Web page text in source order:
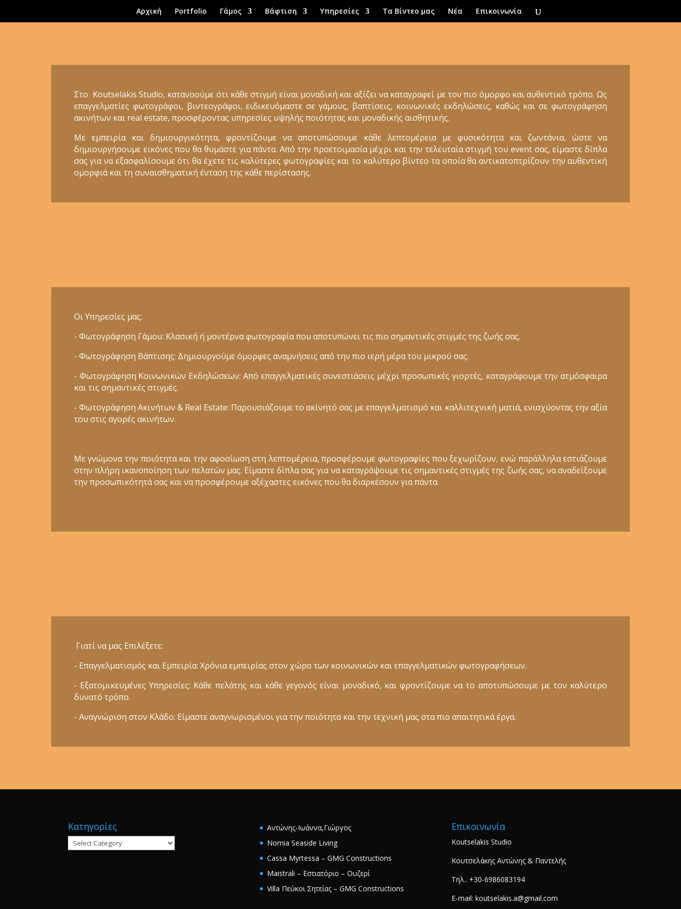
Αρχική Portfolio Γάμος Βάφτιση Υπηρεσίες Τα Βίντεο μας Νέα Επικοινωνία
Στο Koutselakis Studio, κατανοούμε ότι κάθε στιγμή είναι μοναδική και αξίζει να καταγραφεί με τον πιο όμορφο και αυθεντικό τρόπο. Ως
επαγγελματίες φωτογράφοι, βιντεογράφοι, ειδικευόμαστε σε γάμους, βαπτίσεις, κοινωνικές εκδηλώσεις, καθώς και σε φωτογράφηση
ακινήτων και real estate, προσφέροντας υπηρεσίες υψηλής ποιότητας και μοναδικής αισθητικής.
Με εμπειρία και δημιουργικότητα, φροντίζουμε να αποτυπώσουμε κάθε λεπτομέρεια με φυσικότητα και ζωντάνια, ώστε να
δημιουργήσουμε εικόνες που θα θυμάστε για πάντα. Από την προετοιμασία μέχρι και την τελευταία στιγμή του event σας, είμαστε δίπλα
σας για να εξασφαλίσουμε ότι θα έχετε τις καλύτερες φωτογραφίες και το καλύτερο βίντεο τα οποία θα αντικατοπτρίζουν την αυθεντική
ομορφιά και τη συναισθηματική ένταση της κάθε περίστασης.
Οι Υπηρεσίες μας:
- Φωτογράφηση Γάμου: Κλασική ή μοντέρνα φωτογραφία που αποτυπώνει τις πιο σημαντικές στιγμές της ζωής σας.
- Φωτογράφηση Βάπτισης: Δημιουργούμε όμορφες αναμνήσεις από την πιο ιερή μέρα του μικρού σας.
- Φωτογράφηση Κοινωνικών Εκδηλώσεων: Από επαγγελματικές συνεστιάσεις μέχρι προσωπικές γιορτές, καταγράφουμε την ατμόσφαιρα
και τις σημαντικές στιγμές.
- Φωτογράφηση Ακινήτων & Real Estate: Παρουσιάζουμε το ακίνητό σας με επαγγελματισμό και καλλιτεχνική ματιά, ενισχύοντας την αξία
του στις αγορές ακινήτων.
Με γνώμονα την ποιότητα και την αφοσίωση στη λεπτομέρεια, προσφέρουμε φωτογραφίες που ξεχωρίζουν, ενώ παράλληλα εστιάζουμε
στην πλήρη ικανοποίηση των πελατών μας. Είμαστε δίπλα σας για να καταγράψουμε τις σημαντικές στιγμές της ζωής σας, να αναδείξουμε
την προσωπικότητά σας και να προσφέρουμε αξέχαστες εικόνες που θα διαρκέσουν για πάντα.
Γιατί να μας Επιλέξετε:
- Επαγγελματισμός και Εμπειρία: Χρόνια εμπειρίας στον χώρο των κοινωνικών και επαγγελματικών φωτογραφήσεων.
- Εξατομικευμένες Υπηρεσίες: Κάθε πελάτης και κάθε γεγονός είναι μοναδικό, και φροντίζουμε να το αποτυπώσουμε με τον καλύτερο
δυνατό τρόπο.
- Αναγνώριση στον Κλάδο: Είμαστε αναγνωρισμένοι για την ποιότητα και την τεχνική μας στα πιο απαιτητικά έργα.
Κατηγορίες
Κατηγορίες
Αντώνης-Ιωάννα,Γιώργος
Nomia Seaside Living
Cassa Myrtessa – GMG Constructions
Maistrali – Εστιατόριο – Ουζερί
Villa Πεύκοι Σητείας – GMG Constructions
Επικοινωνία
Koutselakis Studio
Κουτσελάκης Αντώνης & Παντελής
Τηλ.. +30-6986083194
E-mail: koutselakis.a@gmail.com